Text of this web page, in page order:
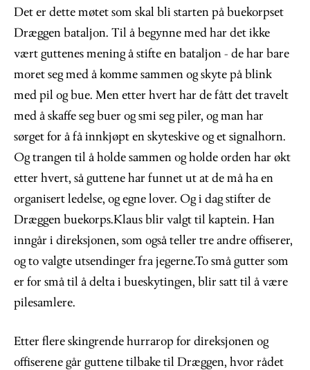
Det er dette møtet som skal bli starten på buekorpset
Dræggen bataljon. Til å begynne med har det ikke
vært guttenes mening å stifte en bataljon - de har bare
moret seg med å komme sammen og skyte på blink
med pil og bue. Men etter hvert har de fått det travelt
med å skaffe seg buer og smi seg piler, og man har
sørget for å få innkjøpt en skyteskive og et signalhorn.
Og trangen til å holde sammen og holde orden har økt
etter hvert, så guttene har funnet ut at de må ha en
organisert ledelse, og egne lover. Og i dag stifter de
Dræggen buekorps.Klaus blir valgt til kaptein. Han
inngår i direksjonen, som også teller tre andre offiserer,
og to valgte utsendinger fra jegerne.To små gutter som
er for små til å delta i bueskytingen, blir satt til å være
pilesamlere.
Etter flere skingrende hurrarop for direksjonen og
offiserene går guttene tilbake til Dræggen, hvor rådet